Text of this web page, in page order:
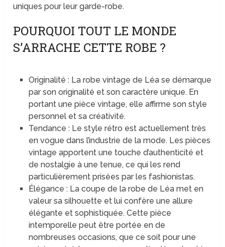
uniques pour leur garde-robe.
POURQUOI TOUT LE MONDE
S’ARRACHE CETTE ROBE ?
Originalité : La robe vintage de Léa se démarque
par son originalité et son caractère unique. En
portant une pièce vintage, elle affirme son style
personnel et sa créativité.
Tendance : Le style rétro est actuellement très
en vogue dans l’industrie de la mode. Les pièces
vintage apportent une touche d’authenticité et
de nostalgie à une tenue, ce qui les rend
particulièrement prisées par les fashionistas.
Élégance : La coupe de la robe de Léa met en
valeur sa silhouette et lui confère une allure
élégante et sophistiquée. Cette pièce
intemporelle peut être portée en de
nombreuses occasions, que ce soit pour une